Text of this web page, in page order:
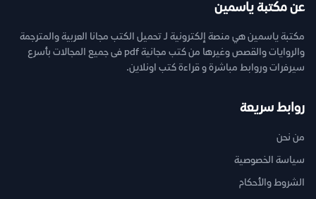
عن مكتبة ياسمين
مكتبة ياسمين هي منصة إلكترونية لـ تحميل الكتب مجانا العربية والمترجمة
والروايات والقصص وغيرها من كتب مجانية pdf فى جميع المجالات بأسرع
سيرفرات وروابط مباشرة و قراءة كتب اونلاين.
روابط سريعة
من نحن
سياسة الخصوصية
الشروط والأحكام